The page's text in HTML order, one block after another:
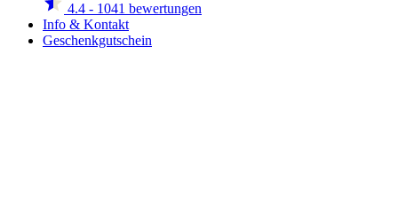
4.4 - 1041 bewertungen
Info & Kontakt
Geschenkgutschein